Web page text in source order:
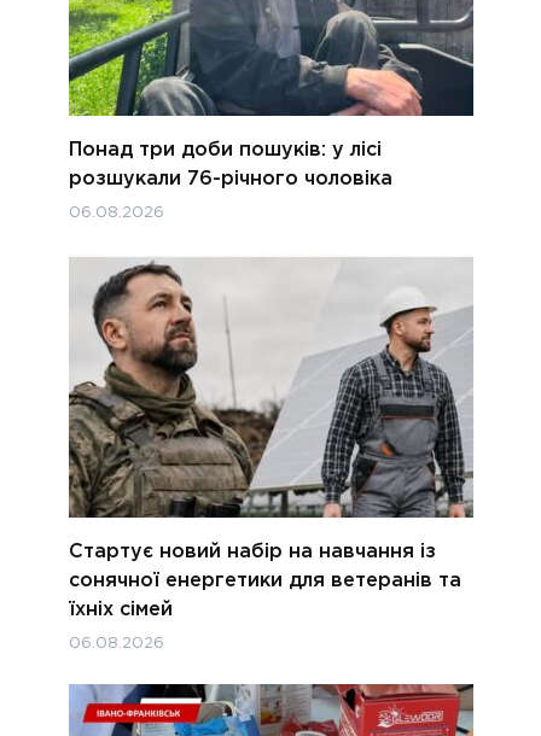
Понад три доби пошуків: у лісі
розшукали 76-річного чоловіка
06.08.2026
Стартує новий набір на навчання із
сонячної енергетики для ветеранів та
їхніх сімей
06.08.2026